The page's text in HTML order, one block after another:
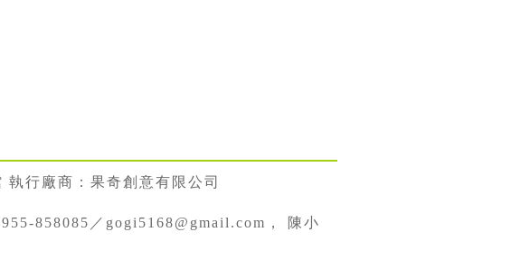
行廠商：果奇創意有限公司
858085／gogi5168@gmail.com， 陳小